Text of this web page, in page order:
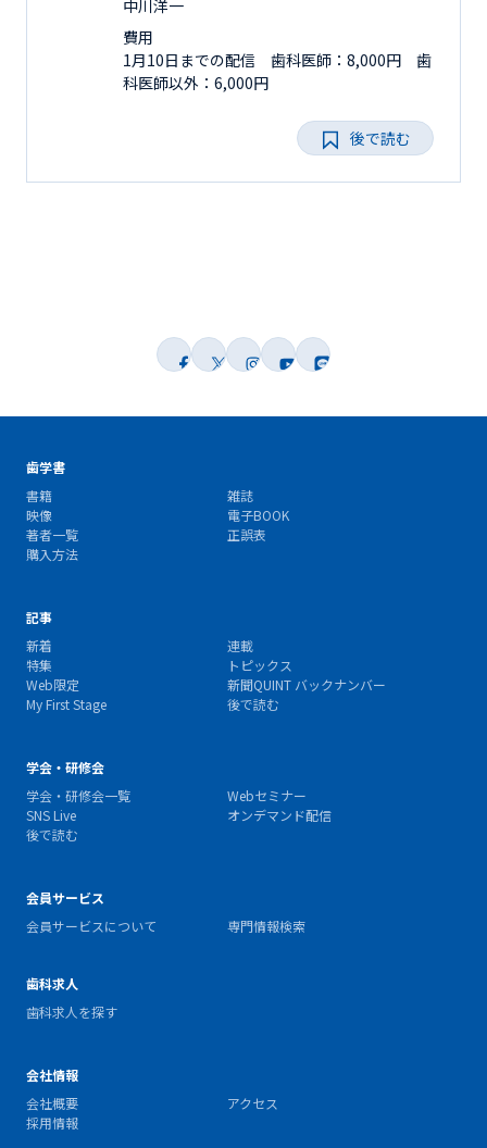
中川洋一
費用
1月10日までの配信 歯科医師：8,000円 歯
科医師以外：6,000円
後で読む
歯学書
書籍
雑誌
映像
電子BOOK
著者一覧
正誤表
購入方法
記事
新着
連載
特集
トピックス
Web限定
新聞QUINT バックナンバー
My First Stage
後で読む
学会・研修会
学会・研修会一覧
Webセミナー
SNS Live
オンデマンド配信
後で読む
会員サービス
会員サービスについて
専門情報検索
歯科求人
歯科求人を探す
会社情報
会社概要
アクセス
採用情報